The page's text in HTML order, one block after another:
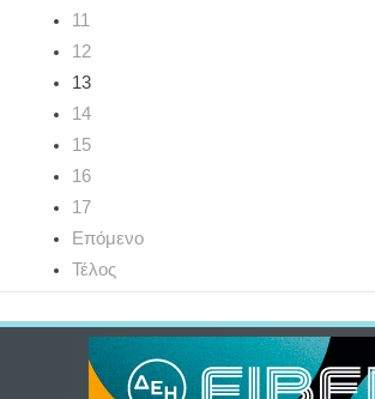
11
12
13
14
15
16
17
Επόμενο
Τέλος